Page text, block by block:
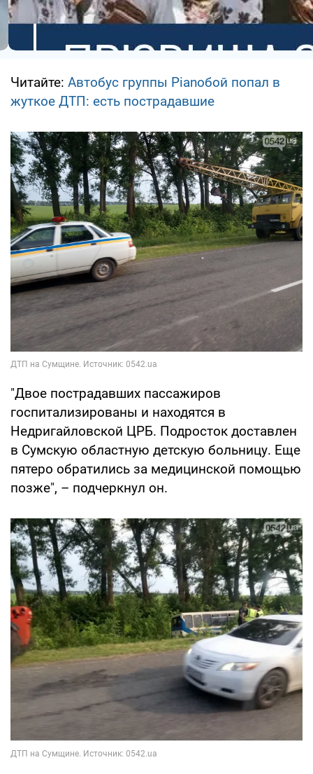
Читайте: Автобус группы Ріаnобой попал в
жуткое ДТП: есть пострадавшие
"Двое пострадавших пассажиров
госпитализированы и находятся в
Недригайловской ЦРБ. Подросток доставлен
в Сумскую областную детскую больницу. Еще
пятеро обратились за медицинской помощью
позже", – подчеркнул он.